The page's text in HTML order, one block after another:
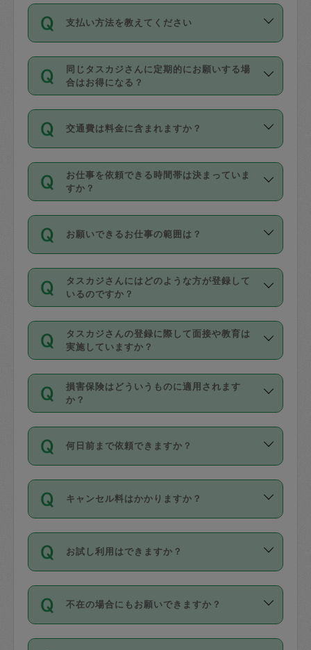
の上事前申請することが必要です。な
お、3時間を下回っても、値引き等はござ
いません。
11種類の価格帯の中からタスカジさん自
身が価格を選んで設定しています。
タスカジさんの価格設定には最初は制限
があり、レビュー件数、レビューの平均
値、などで除々に設定可能な最高額が上
がっていく仕組みになっています。
支払い方法を教えてください
お支払方法はクレジットカード（Visa／
Master／JCB／AMERICAN EXPRESS／
Diners Club）のみとなります。
を行う際にご入力ください。プロフィー
ル登録時にはご入力いただかなくても大
丈夫です。
デビットカード・プリペイドカード（Vプ
リカ、au WALLETなど）は支払にはご利
銀行振込や現金払いも対応していませ
なお、タスカジさんの交通費も、依頼料
金のご請求と合わせてお支払いとなりま
動計算で表示されます。
同じタスカジさんに定期的にお願いする場
合はお得になる？
依頼には「スポット」と「定期（毎週｜
隔週）」があり、「定期」の依頼は「ス
ポット」よりお得な料金でご利用できま
す。
定期の最低利用回数は設けていない代わ
りに、一定数を超えたキャンセルは有償
（例：毎週定期の場合は３回以上のキャ
ンセルが有償（1200円、隔週定期の場合
は２回以上のキャンセルが有償（1200
交通費は料金に含まれますか？
交通費は依頼料金とは別途発生し、依頼
料金のご請求と合わせてお支払いとなり
ます。交通費の金額は「依頼の詳細」に
お仕事を依頼できる時間帯は決まっていま
すか？
時間帯は3種類あります。いずれも１回あ
たり３時間です。
・ＡＭ ９時～１２時
・ＰＭ １３時～１６時
・夜 １８時～２１時
開始時間を２時間前後変更することが可
能です。依頼送信後、個別にタスカジさ
んにメッセージを送り調整してくださ
い。ただし、２時間を越えての調整はで
時間も被らない場合、損害保険の対象外
お願いできるお仕事の範囲は？
掃除、整理収納、洗濯、買い物、料理、
作り置きです。タスカジさんによってで
きる仕事の範囲が異なりますので、依頼
する前にタスカジさんのプロフィールで
確認してください。
基本的に、高所での作業や危険作業、屋
外での作業は対象外です。
タスカジさんにはどのような方が登録して
いるのですか？
主婦として長年の家事経験をお持ちの
方、栄養士・調理師といった資格者で保
育園や学校の給食やレストランで料理関
係の専門職に従事されていた方、日本で
すでにハウスキーパーや英語の先生とし
てお仕事をしているフィリピン出身の
社員など様々なバックグラウンドの方が
登録しています。
日本語も話せる方など様々です。
ールに記載していますので、各自の得意
を依頼してください。
タスカジさんの登録に際して面接や教育は
実施していますか？
応募の際に、各自事務局との面接と説明
を行っています。その後、身分証明書の
写真提出をしていただいています。外国
確認しています。タスカジさんトレーニ
ング動画を使ったセルフトレーニングの
現場トライアルを受け、合格したタスカ
ジさんが活動されています。
※テストセンターの講評は１件目のレビュ
参考
【詳細】タスカジさんの登録に際
損害保険はどういうものに適用されます
か？
依頼者とタスカジさんとの間でタスカジ
を通して成立した作業時間内での作業に
適用されます。作業範囲は、掃除、洗
です。作業中に物を壊したり、人にけが
をさせたりした場合が対象で、補償金額
す。
写真を撮り、
何日前まで依頼できますか？
ご依頼は、現在を起点に3日後（72時間
以降）の日時から受付可能となっていま
す。
タスカジさんへ「募集」をかけることが
可能です。
キャンセル料はかかりますか？
キャンセル料には、以下の2種類がありま
す。
1. 直前キャンセル（定期、スポット契約
共通）
お試し利用はできますか？
「お試し利用」というメニューはありま
せんが、「一回のみ」依頼を活用するこ
とによって、気に入ったタスカジさんを
不在の場合にもお願いできますか？
不在の場合の作業はタスカジさんの同意